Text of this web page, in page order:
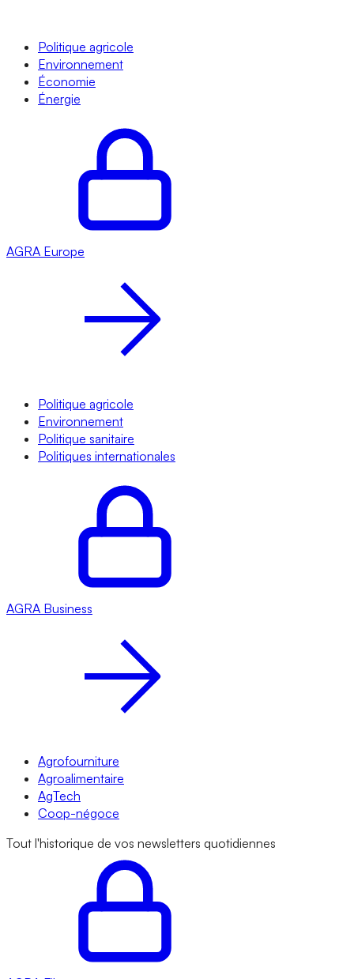
Politique agricole
Environnement
Économie
Énergie
AGRA Europe
Politique agricole
Environnement
Politique sanitaire
Politiques internationales
AGRA Business
Agrofourniture
Agroalimentaire
AgTech
Coop-négoce
Tout l'historique de vos newsletters quotidiennes